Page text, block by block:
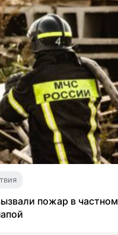
пожар в